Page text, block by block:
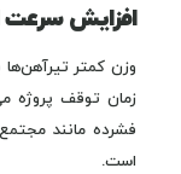
افزایش سرعت
وزن کمتر
زمان توقف پروژه
فشرده مانند
است.